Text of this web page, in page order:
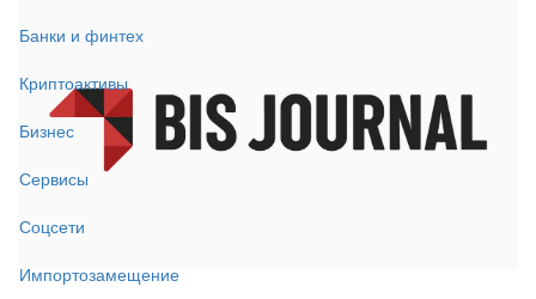
Банки и финтех
Криптоактивы
Бизнес
Сервисы
Соцсети
Импортозамещение